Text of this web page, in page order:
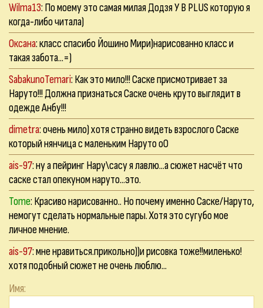
Wilma13: По моему это самая милая Додзя У B PLUS которую я
когда-либо читала)
Оксана: класс спасибо Йошино Мири)нарисованно класс и
такая забота...=)
SabakunoTemari: Как это мило!!! Саске присмотривает за
Наруто!!! Должна признаться Саске очень круто выглядит в
одежде Анбу!!!
dimetra: очень мило) хотя странно видеть взрослого Саске
который нянчица с маленьким Наруто оО
ais-97: ну а пейринг Нару\сасу я лавлю...а сюжет насчёт что
саске стал опекуном наруто...это.
Tome: Красиво нарисованно.. Но почему именно Саске/Наруто,
немогут сделать нормальные пары. Хотя это сугубо мое
личное мнение.
ais-97: мне нравиться.прикольно))и рисовка тоже!!миленько!
хотя подобный сюжет не очень люблю...
Имя: